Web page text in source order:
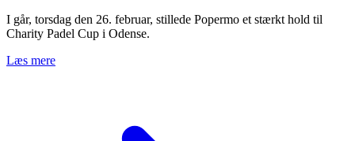
I går, torsdag den 26. februar, stillede Popermo et stærkt hold til
Charity Padel Cup i Odense.
Læs mere